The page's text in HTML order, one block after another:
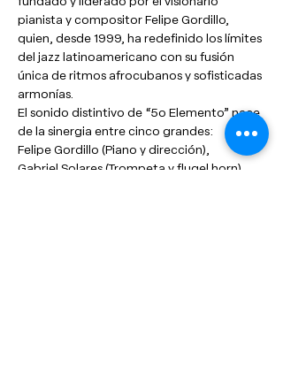
pianista y compositor Felipe Gordillo,
quien, desde 1999, ha redefinido los límites
del jazz latinoamericano con su fusión
única de ritmos afrocubanos y sofisticadas
armonías.
El sonido distintivo de “5o Elemento” nace
de la sinergia entre cinco grandes:
Felipe Gordillo (Piano y dirección),
Gabriel Solares (Trompeta y flugel horn),